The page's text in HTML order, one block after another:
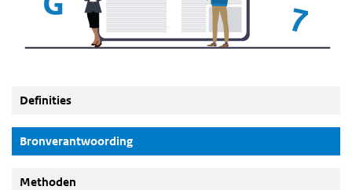
Definities
Bronverantwoording(Actieve knop)
Methoden